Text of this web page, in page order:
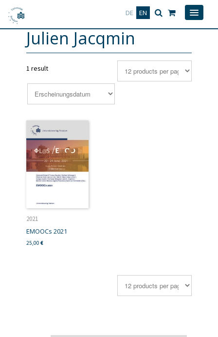
DE EN
Deutsch
Julien Jacqmin
1 result
2021
EMOOCs 2021
25,00 €